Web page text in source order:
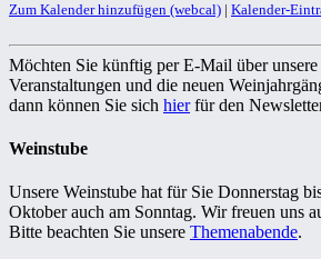
Zum Kalender hinzufügen (webcal) | Kalender-
Möchten Sie künftig per E-Mail über unsere
Veranstaltungen und die neuen
dann können Sie sich hierfür den
Weinstube
Unsere Weinstube hat für Sie Donnerstag
Oktober auch am Sonntag. Wir freuen uns
Bitte beachten Sie unsere Themenabende.